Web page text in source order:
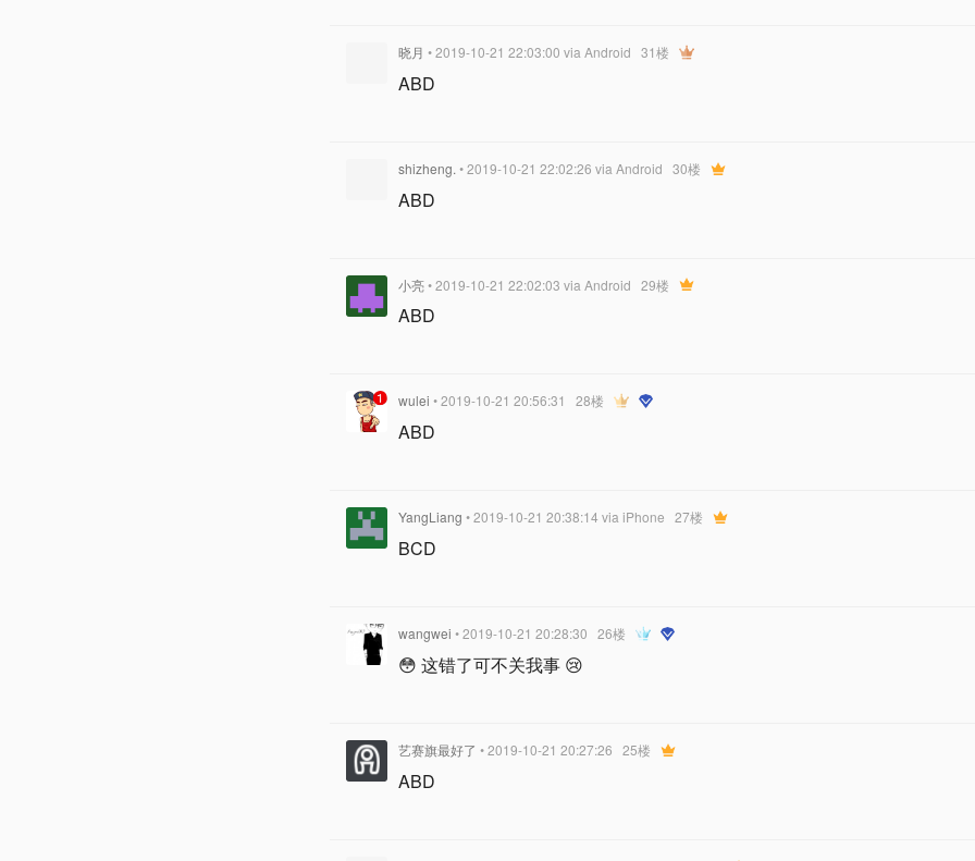
晓月 • 2019-10-21 22:03:00 via Android 31楼
ABD
shizheng. • 2019-10-21 22:02:26 via Android 30楼
ABD
小亮• 2019-10-21 22:02:03 via Android 29楼
ABD
wulei • 2019-10-21 20:56:31 28楼
ABD
YangLiang • 2019-10-21 20:38:14 via iPhone 27楼
BCD
wangwei • 2019-10-21 20:28:30 26楼
😳 这错了可不关我事 😢
艺赛旗最好了 • 2019-10-21 20:27:26 25楼
ABD